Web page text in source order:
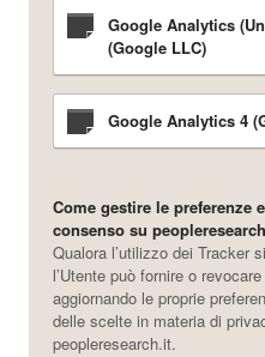
Google Analytics
(Google LLC)
Google Analytics 4
Come gestire le preferenze
consenso su
Qualora l’utilizzo dei Tracker
l’Utente può fornire o
aggiornando le proprie
delle scelte in materia di
peopleresearch.it.